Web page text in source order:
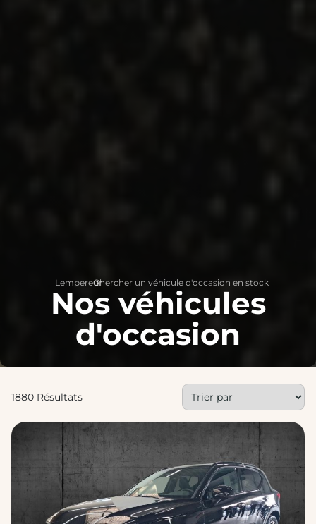
Lempereur
>
Chercher un véhicule d'occasion en stock
Nos véhicules
d'occasion
1880 Résultats